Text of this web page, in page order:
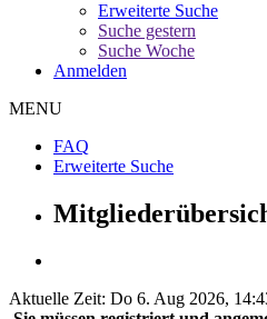
Erweiterte Suche
Suche gestern
Suche Woche
Anmelden
MENU
FAQ
Erweiterte Suche
Aktuelle Zeit: Do 6. Aug 2026,